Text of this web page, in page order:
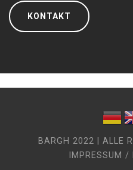
KONTAKT
BARGH 2022 | ALLE
IMPRESSUM